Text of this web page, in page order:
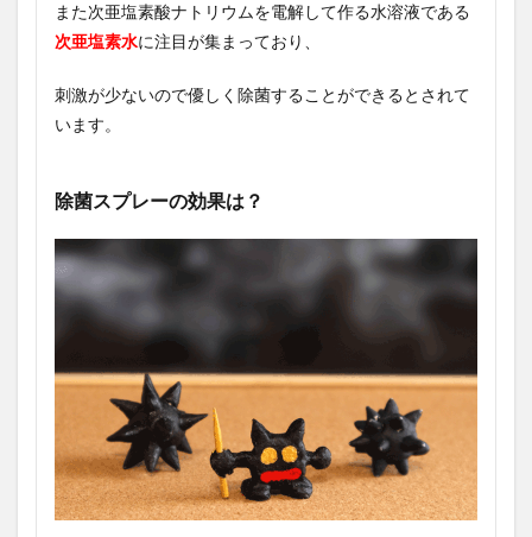
また次亜塩素酸ナトリウムを電解して作る水溶液である
次亜塩素水に注目が集まっており、
刺激が少ないので優しく除菌することができるとされて
います。
除菌スプレーの効果は？